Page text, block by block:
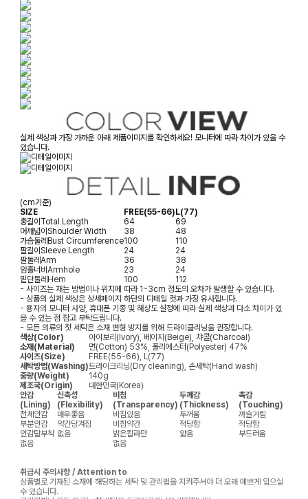
실제 색상과 가장 가까운 아래 제품이미지를 확인하세요! 모니터에 따라 차이가 있을 수
있습니다.
(cm기준)
SIZE
FREE(55-66)L(77)
총길이Total Length 64
69
어깨넓이Shoulder Width 38
48
가슴둘레Bust Circumference100
110
팔길이Sleeve Length 24
24
팔둘레Arm 36
38
암홀너비Armhole 23
24
밑단둘레Hem 100
112
- 사이즈는 재는 방법이나 위치에 따라 1~3cm 정도의 오차가 발생할 수 있습니다.
- 상품의 실제 색상은 상세페이지 하단의 디테일 컷과 가장 유사합니다.
- 용자의 모니터 사양, 휴대폰 기종 및 해상도 설정에 따라 실제 색상과 다소 차이가 있
을 수 있는 점 참고 부탁드립니다.
- 모든 의류의 첫 세탁은 소재 변형 방지를 위해 드라이클리닝을 권장합니다.
색상(Color)
아이보리(Ivory), 베이지(Beige), 챠콜(Charcoal)
소재(Material)
면(Cotton) 53%, 폴리에스터(Polyester) 47%
사이즈(Size)
FREE(55-66), L(77)
세탁방법(Washing)드라이크리닝(Dry cleaning), 손세탁(Hand wash)
중량(Weight)
140g
제조국(Origin)
대한민국(Korea)
안감
(Lining)
신축성
(Flexibility)
비침
(Transparency)
두께감
(Thickness)
촉감
(Touching)
전체안감
매우좋음 비침있음 두꺼움
까슬거림
부분안감
약간당겨짐 비침약간 적당함
적당함
안감탈부착 없음 밝은칼라만 얇음
부드러움
없음
없음
취급시 주의사항 / Attention to
상품별로 기재된 소재에 해당하는 세탁 및 관리법을 지켜주셔야 더 오래 예쁘게 입으실
수 있습니다.